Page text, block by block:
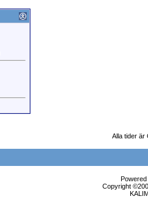
Alla tider är
Copyright